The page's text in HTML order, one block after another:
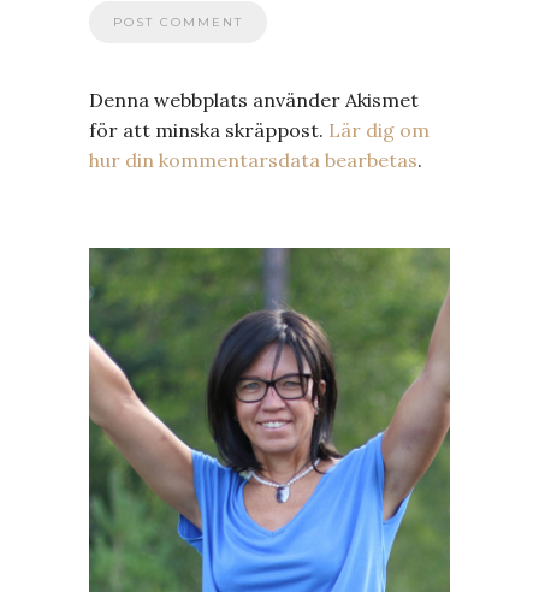
Denna webbplats använder Akismet
för att minska skräppost. Lär dig om
hur din kommentarsdata bearbetas.